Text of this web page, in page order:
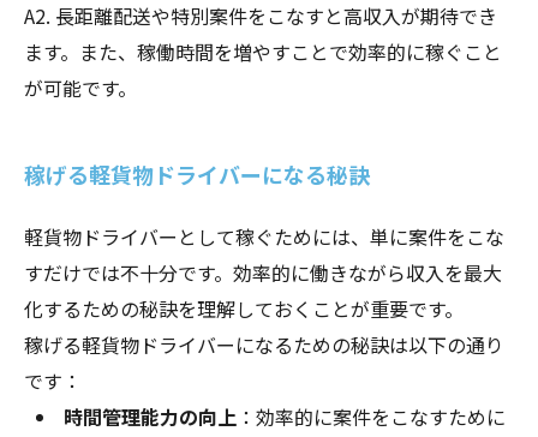
A2. 長距離配送や特別案件をこなすと高収入が期待でき
ます。また、稼働時間を増やすことで効率的に稼ぐこと
が可能です。
稼げる軽貨物ドライバーになる秘訣
軽貨物ドライバーとして稼ぐためには、単に案件をこな
すだけでは不十分です。効率的に働きながら収入を最大
化するための秘訣を理解しておくことが重要です。
稼げる軽貨物ドライバーになるための秘訣は以下の通り
です：
時間管理能力の向上：効率的に案件をこなすために